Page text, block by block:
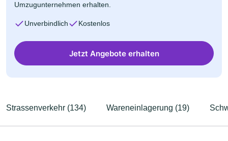
Umzugunternehmen erhalten.
Unverbindlich Kostenlos
Jetzt Angebote erhalten
Strassenverkehr (134) Wareneinlagerung (19)